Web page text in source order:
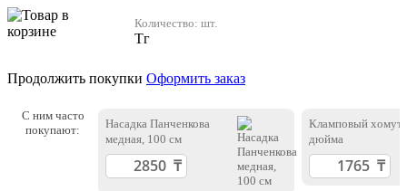
Количество: шт.
Тг
Продолжить покупки Оформить заказ
С ним часто
покупают:
Насадка Панченкова
медная, 100 см
Кламповый хомут
дюйма